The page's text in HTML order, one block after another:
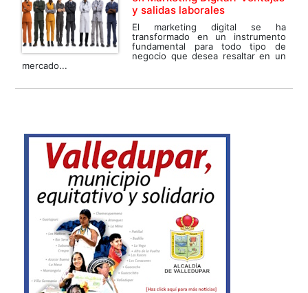
y salidas laborales
El marketing digital se ha
transformado en un instrumento
fundamental para todo tipo de
negocio que desea resaltar en un
mercado...